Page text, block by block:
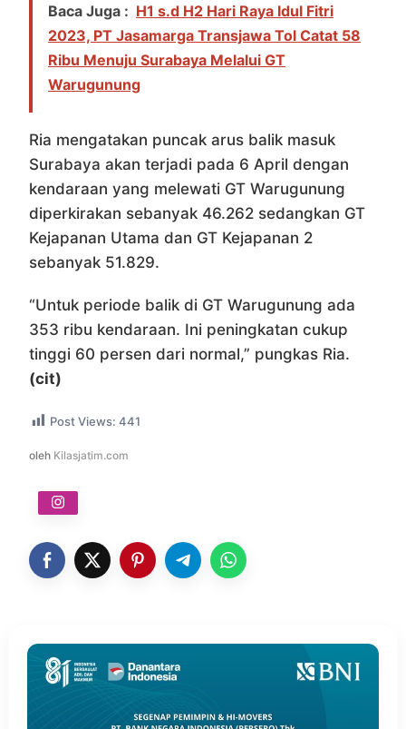
Baca Juga : H1 s.d H2 Hari Raya Idul Fitri
2023, PT Jasamarga Transjawa Tol Catat 58
Ribu Menuju Surabaya Melalui GT
Warugunung
Ria mengatakan puncak arus balik masuk
Surabaya akan terjadi pada 6 April dengan
kendaraan yang melewati GT Warugunung
diperkirakan sebanyak 46.262 sedangkan GT
Kejapanan Utama dan GT Kejapanan 2
sebanyak 51.829.
“Untuk periode balik di GT Warugunung ada
353 ribu kendaraan. Ini peningkatan cukup
tinggi 60 persen dari normal,” pungkas Ria.
(cit)
Post Views: 441
oleh Kilasjatim.com